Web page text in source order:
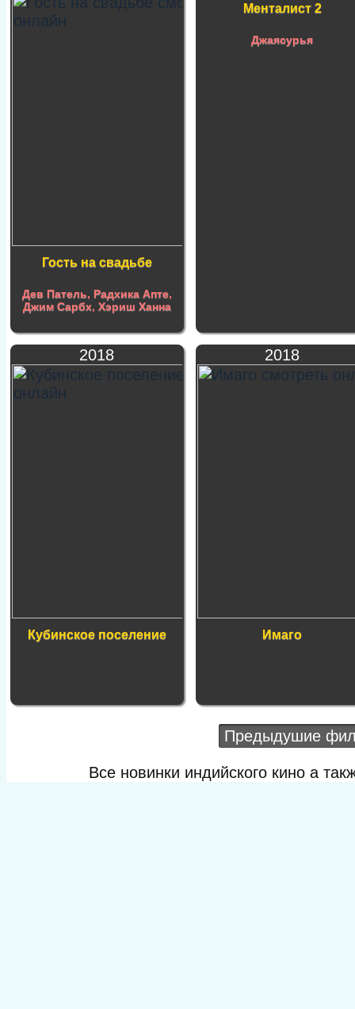
Гость на свадьбе
Дев Патель, Радхика Апте,
Джим Сарбх, Хэриш Ханна
Менталист 2
Джаясурья
2018
Кубинское поселение
2018
Имаго
Предыдушие
Все новинки индийского кино а